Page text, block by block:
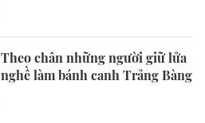
Theo chân những người giữ lửa
nghề làm bánh canh Trảng Bàng